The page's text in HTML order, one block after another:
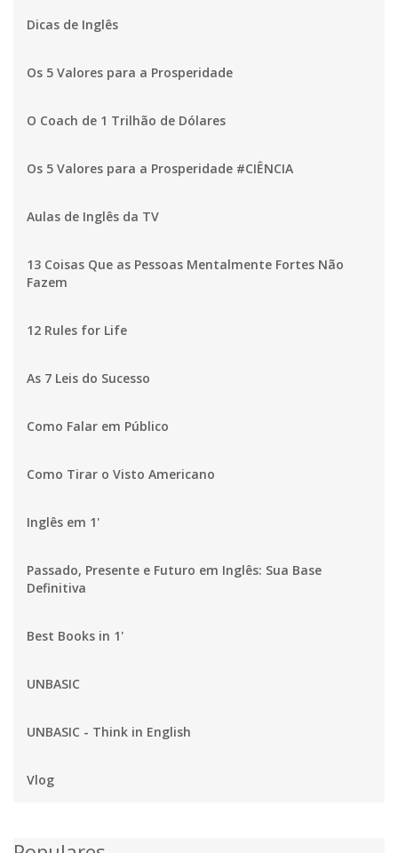
Dicas de Inglês
Os 5 Valores para a Prosperidade
O Coach de 1 Trilhão de Dólares
Os 5 Valores para a Prosperidade #CIÊNCIA
Aulas de Inglês da TV
13 Coisas Que as Pessoas Mentalmente Fortes Não
Fazem
12 Rules for Life
As 7 Leis do Sucesso
Como Falar em Público
Como Tirar o Visto Americano
Inglês em 1'
Passado, Presente e Futuro em Inglês: Sua Base
Definitiva
Best Books in 1'
UNBASIC
UNBASIC - Think in English
Vlog